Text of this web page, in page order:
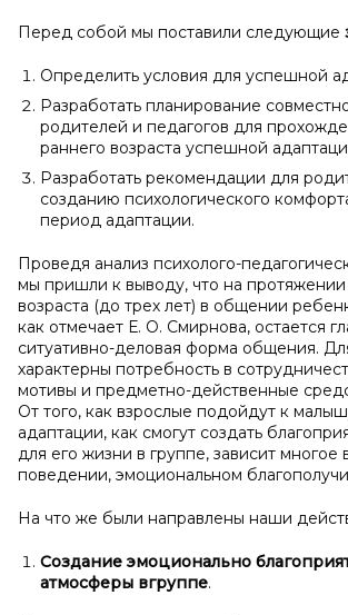
Перед собой мы поставили следующие
Определить условия для успешной
Разработать планирование
родителей и педагогов для
раннего возраста успешной
Разработать рекомендации для
созданию психологического
период адаптации.
Проведя анализ психолого-
мы пришли к выводу, что на протяжении
возраста (до трех лет) в общении
как отмечает Е. О. Смирнова, остается
ситуативно-деловая форма общения.
характерны потребность в
мотивы и предметно-действенные
От того, как взрослые подойдут к
адаптации, как смогут создать
для его жизни в группе, зависит многое
поведении, эмоциональном
На что же были направлены наши
Создание эмоционально
атмосферы вгруппе.